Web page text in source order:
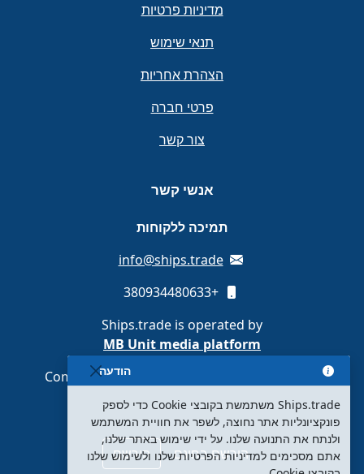
מדיניות פרטיות
תנאי שימוש
הצהרת אחריות
פרטי חברה
צור קשר
אנשי קשר
תמיכה ללקוחות
info@ships.trade
+380934480633
Ships.trade is operated by
MB Unit media platform
Company code 308087889 · Vilnius, Lithuania
הירשם בחינם הירשם
הודעה
Ships.trade משתמשת בקובצי Cookie כדי לספק
פונקציונליות אתר נחוצה, לשפר את חוויית המשתמש
ולנתח את התנועה שלנו. על ידי שימוש באתר שלנו,
אתם מסכימים למדיניות הפרטיות שלנו ולשימוש שלנו